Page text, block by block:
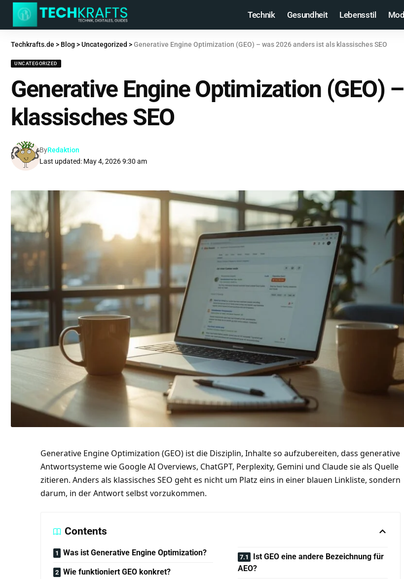
Technik Gesundheit Lebensstil
Techkrafts.de > Blog >Uncategorized >Generative Engine Optimization (GEO) – was 2026 anders ist als klassisches SEO
UNCATEGORIZED
Generative Engine Optimization (GEO)
klassisches SEO
Last updated: May 4, 2026 9:30 am
ByRedaktion
Generative Engine Optimization (GEO) ist die Disziplin, Inhalte so aufzubereiten, dass generative
Antwortsysteme wie Google AI Overviews, ChatGPT, Perplexity, Gemini und Claude sie als Quelle
zitieren. Anders als klassisches SEO geht es nicht um Platz eins in einer blauen Linkliste, sondern
darum, in der Antwort selbst vorzukommen.
Contents
Was ist Generative Engine Optimization?
Wie funktioniert GEO konkret?
Ist GEO eine andere Bezeichnung für
AEO?